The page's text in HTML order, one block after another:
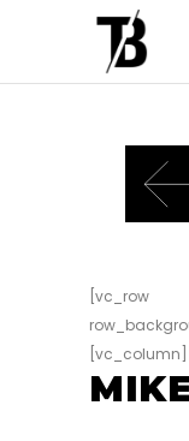
[vc_row